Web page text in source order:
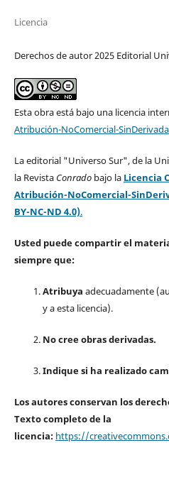
Licencia
Derechos de autor 2025 Editorial
Esta obra está bajo una licencia
Atribución-NoComercial-
La editorial "Universo Sur", de la
la Revista Conradobajo la Licencia
Atribución-NoComercial-
BY-NC-ND 4.0).
Usted puede compartir el
siempre que:
Atribuya adecuadamente
y a esta licencia).
No cree obras derivadas.
Indique si ha realizado
Los autores conservan los
Texto completo de la
licencia: https://